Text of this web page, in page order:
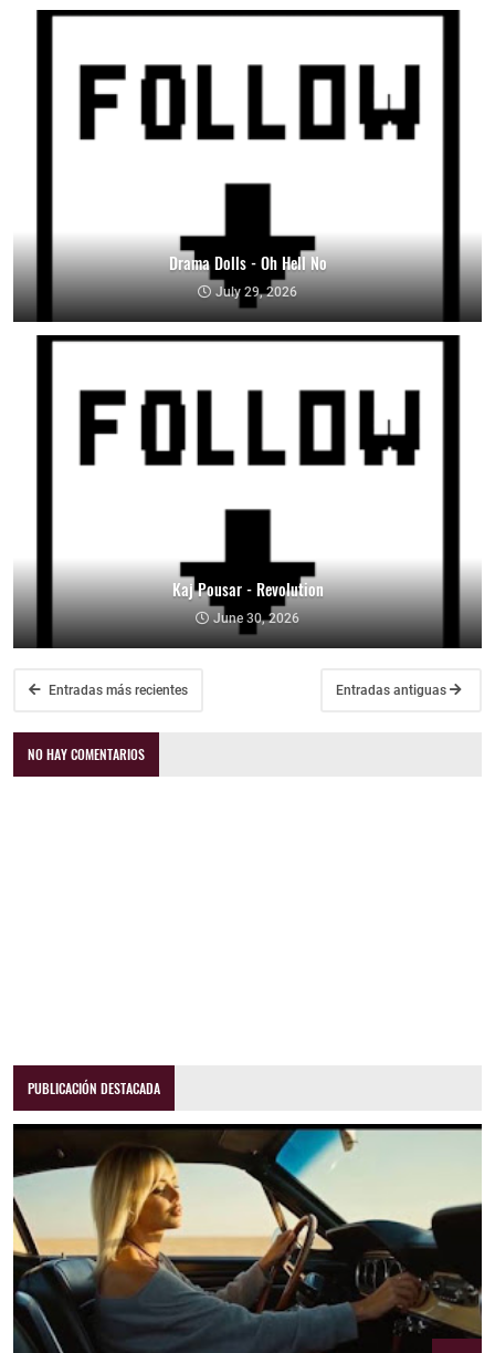
Drama Dolls - Oh Hell No
July 29, 2026
Kaj Pousar - Revolution
June 30, 2026
Entradas más recientes Entradas antiguas
NO HAY COMENTARIOS
PUBLICACIÓN DESTACADA